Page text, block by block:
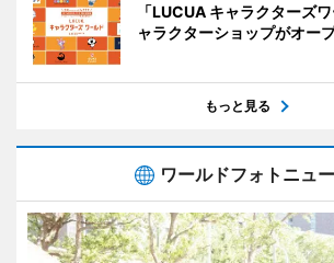
「LUCUA キャラクターズ
ャラクターショップがオー
もっと見る
ワールドフォトニュ